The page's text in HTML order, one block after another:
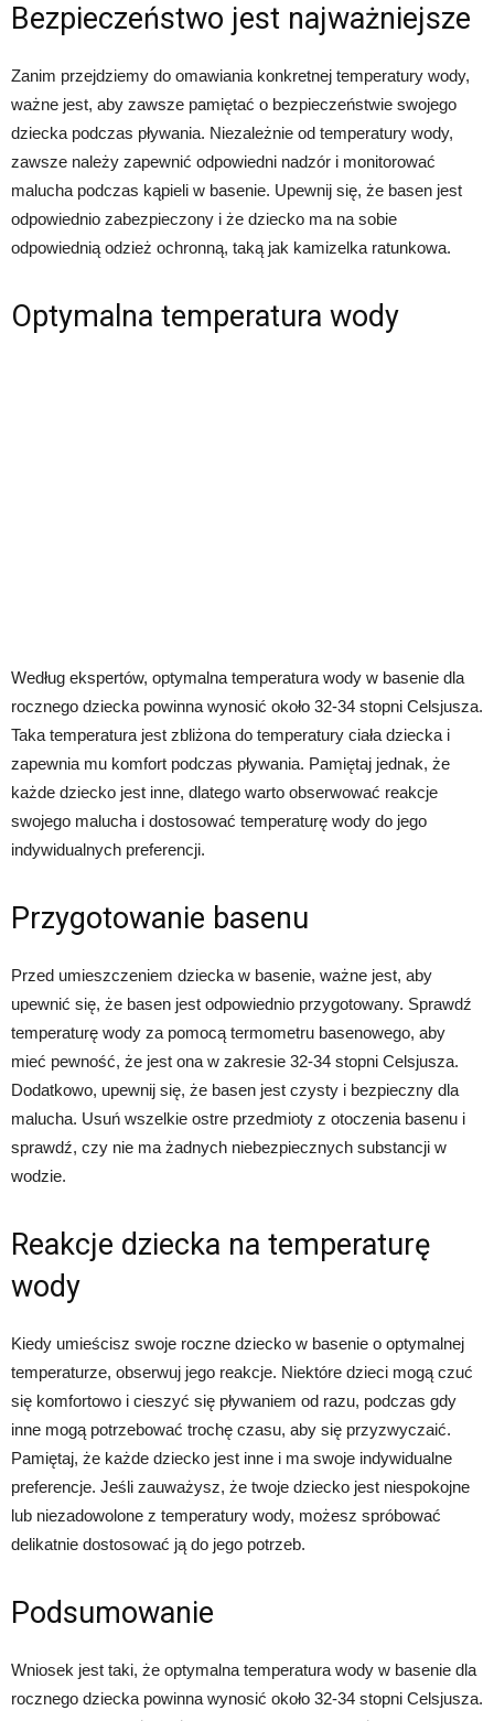
Bezpieczeństwo jest najważniejsze
Zanim przejdziemy do omawiania konkretnej temperatury wody,
ważne jest, aby zawsze pamiętać o bezpieczeństwie swojego
dziecka podczas pływania. Niezależnie od temperatury wody,
zawsze należy zapewnić odpowiedni nadzór i monitorować
malucha podczas kąpieli w basenie. Upewnij się, że basen jest
odpowiednio zabezpieczony i że dziecko ma na sobie
odpowiednią odzież ochronną, taką jak kamizelka ratunkowa.
Optymalna temperatura wody
Według ekspertów, optymalna temperatura wody w basenie dla
rocznego dziecka powinna wynosić około 32-34 stopni Celsjusza.
Taka temperatura jest zbliżona do temperatury ciała dziecka i
zapewnia mu komfort podczas pływania. Pamiętaj jednak, że
każde dziecko jest inne, dlatego warto obserwować reakcje
swojego malucha i dostosować temperaturę wody do jego
indywidualnych preferencji.
Przygotowanie basenu
Przed umieszczeniem dziecka w basenie, ważne jest, aby
upewnić się, że basen jest odpowiednio przygotowany. Sprawdź
temperaturę wody za pomocą termometru basenowego, aby
mieć pewność, że jest ona w zakresie 32-34 stopni Celsjusza.
Dodatkowo, upewnij się, że basen jest czysty i bezpieczny dla
malucha. Usuń wszelkie ostre przedmioty z otoczenia basenu i
sprawdź, czy nie ma żadnych niebezpiecznych substancji w
wodzie.
Reakcje dziecka na temperaturę
wody
Kiedy umieścisz swoje roczne dziecko w basenie o optymalnej
temperaturze, obserwuj jego reakcje. Niektóre dzieci mogą czuć
się komfortowo i cieszyć się pływaniem od razu, podczas gdy
inne mogą potrzebować trochę czasu, aby się przyzwyczaić.
Pamiętaj, że każde dziecko jest inne i ma swoje indywidualne
preferencje. Jeśli zauważysz, że twoje dziecko jest niespokojne
lub niezadowolone z temperatury wody, możesz spróbować
delikatnie dostosować ją do jego potrzeb.
Podsumowanie
Wniosek jest taki, że optymalna temperatura wody w basenie dla
rocznego dziecka powinna wynosić około 32-34 stopni Celsjusza.